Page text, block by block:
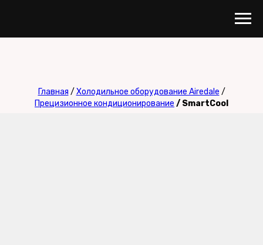
Главная / Холодильное оборудование Airedale /
Прецизионное кондиционирование / SmartCool